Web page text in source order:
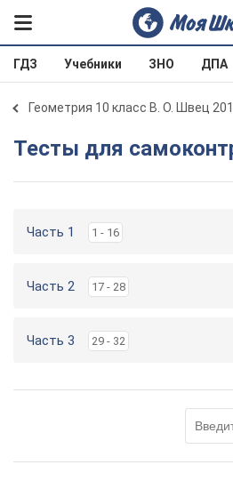
ГДЗ Учебники ЗНО ДПА
Геометрия 10 класс В. О. Швец
Тесты для
Часть 1 1 - 16
Часть 2 17 - 28
Часть 3 29 - 32